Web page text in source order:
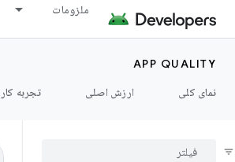
ملزومات
APP QUALITY
نمای کلی
ارزش اصلی تجربه